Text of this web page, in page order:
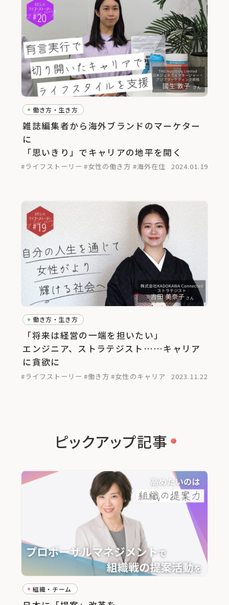
働き方・生き方
雑誌編集者から海外ブランドのマーケター
に
「思いきり」でキャリアの地平を開く
#ライフストーリー #女性の働き方 #海外在住 2024.01.19
働き方・生き方
「将来は経営の一端を担いたい」
エンジニア、ストラテジスト……キャリア
に貪欲に
#ライフストーリー #働き方 #女性のキャリア 2023.11.22
ピックアップ記事
組織・チーム